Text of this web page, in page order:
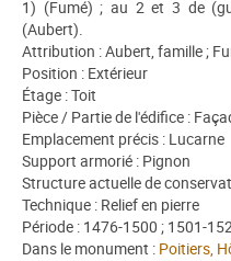
1) (Fumé) ; au 2 et 3 de
(Aubert).
Attribution : Aubert, famille ;
Position : Extérieur
Étage : Toit
Pièce / Partie de l'édifice :
Emplacement précis : Lucarne
Support armorié : Pignon
Structure actuelle de
Technique : Relief en pierre
Période : 1476-1500 ; 1501-
Dans le monument : Poitiers,